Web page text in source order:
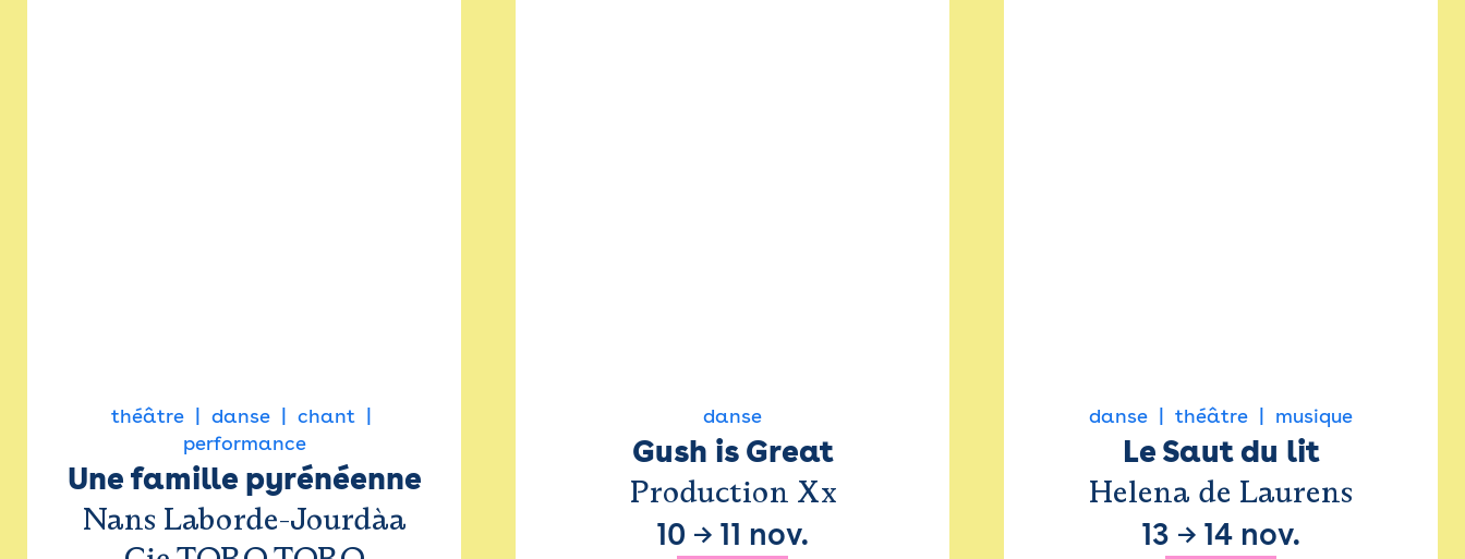
théâtre danse
chant
performance
Une famille pyrénéenne
Nans Laborde-Jourdàa
danse
Gush is Great
Production Xx
10 → 11 nov.
danse théâtre musique
Le Saut du lit
Helena de Laurens
13 → 14 nov.